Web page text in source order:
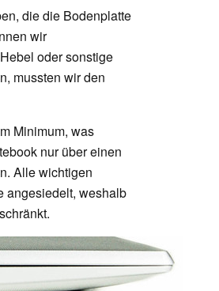
die die Bodenplatte
wir
oder sonstige
mussten wir den
Minimum, was
nur über einen
Alle wichtigen
angesiedelt, weshalb